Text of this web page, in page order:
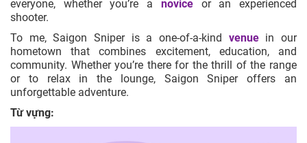
everyone, whether you’re a novice or an experienced
shooter.
To me, Saigon Sniper is a one-of-a-kind venue in our
hometown that combines excitement, education, and
community. Whether you’re there for the thrill of the range
or to relax in the lounge, Saigon Sniper offers an
unforgettable adventure.
Từ vựng: